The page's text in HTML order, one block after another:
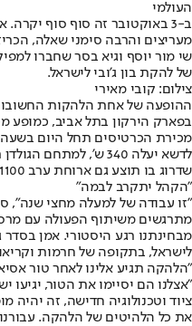
העולמי
ב-3 באוקטובר זה סוף סוף
מעריצים והרבה סימני שאלה,
שי מור יוסף וגיא בסר שחברו
של להקת בון ג'ובי לישראל.
צילום: קובי מאירי
ההופעה של אחת הלהקות
בפארק הירקון בתל אביב,
שדרוג בו תוצע גם ארוחת ערב 1100 ש'.
"הקהל יתקרב לבמה"
"זו עבודה של למעלה מחצי שנה",
מתרגשים משיתוף הפעולה עם
מבחינתנו רגע היסטורי. אמן
לישראל, בתקופה של חרמות
ציוד וטכנולוגיה חדישה, זה יהיה